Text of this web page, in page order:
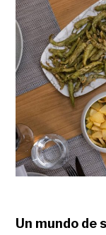
Un mundo de